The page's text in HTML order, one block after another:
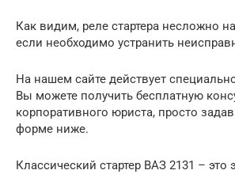
Как видим, реле стартера несложно
если необходимо устранить
На нашем сайте действует
Вы можете получить бесплатную
корпоративного юриста, просто
форме ниже.
Классический стартер ВАЗ 2131 – это